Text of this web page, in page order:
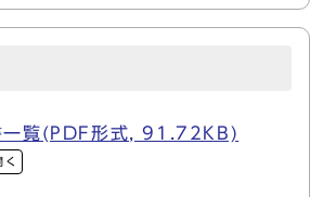
一覧(PDF形式, 91.72KB)
く